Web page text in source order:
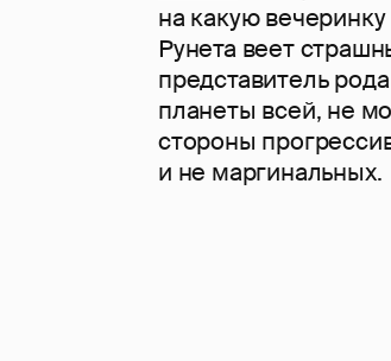
на какую
Рунета веет
представитель
планеты всей, не
стороны
и не маргинальных.